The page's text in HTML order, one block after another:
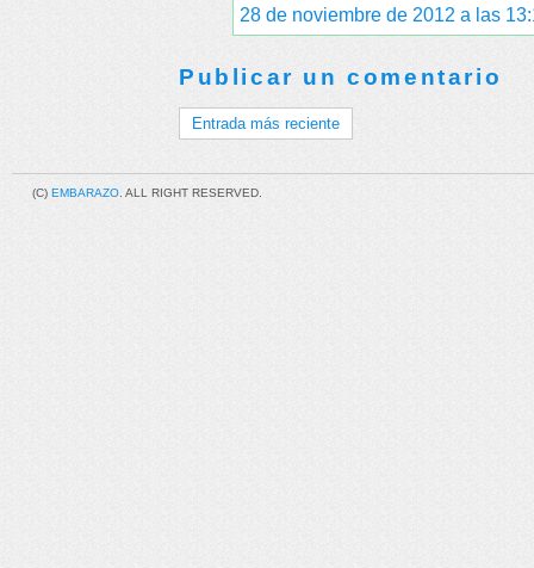
28 de noviembre de 2012 a las
Publicar un comentario
Entrada más reciente
(C) EMBARAZO. ALL RIGHT RESERVED.